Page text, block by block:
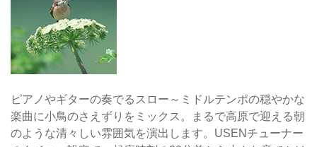
ピアノやギターの奏でるスロー～ミドルテンポの穏やかな
楽曲に小鳥のさえずりをミックス。まるで高原で迎える朝
のような清々しい雰囲気を演出します。USENチューナー